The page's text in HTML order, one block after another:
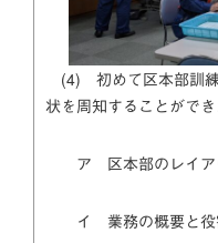
(4) 初めて区本部訓練
状を周知することができ
ア 区本部のレイア
イ 業務の概要と役